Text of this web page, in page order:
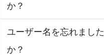
か？
ユーザー名を忘れました
か？